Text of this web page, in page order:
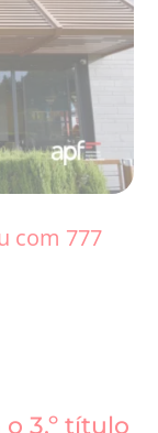
com 777
3.º título